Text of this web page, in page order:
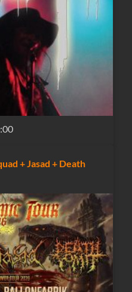
+ Jasad + Death